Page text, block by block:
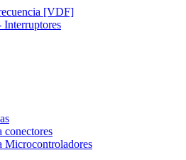
[VDF]
Interruptores
conectores
Microcontroladores